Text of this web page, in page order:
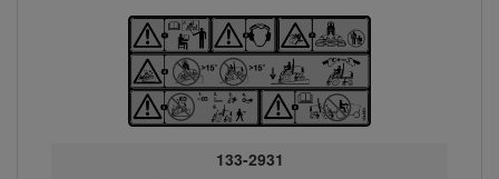
133-2931